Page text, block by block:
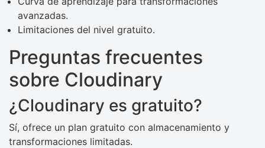
avanzadas.
Limitaciones del nivel gratuito.
Preguntas frecuentes
sobre Cloudinary
¿Cloudinary es gratuito?
Sí, ofrece un plan gratuito con almacenamiento y
transformaciones limitadas.